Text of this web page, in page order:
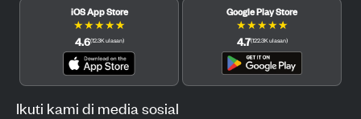
iOS App Store
★★★★★
4.6(12.3K ulasan)
Google Play Store
★★★★★
4.7(122.3K ulasan)
Ikuti kami di media sosial